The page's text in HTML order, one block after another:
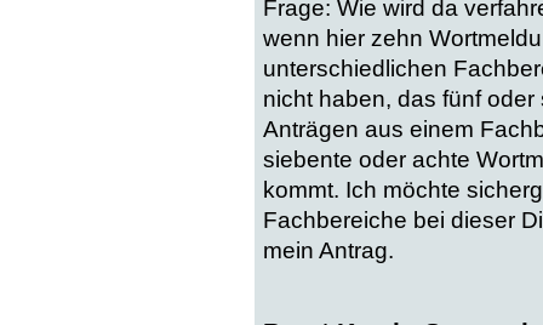
Frage: Wie wird da
wenn hier zehn
unterschiedlichen
nicht haben, das fünf
Anträgen aus einem
siebente oder achte
kommt. Ich möchte
Fachbereiche bei dieser
mein Antrag.